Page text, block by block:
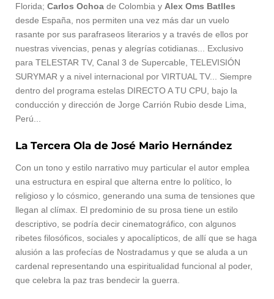
Florida; Carlos Ochoa de Colombia y Alex Oms Batlles
desde España, nos permiten una vez más dar un vuelo
rasante por sus parafraseos literarios y a través de ellos por
nuestras vivencias, penas y alegrías cotidianas... Exclusivo
para TELESTAR TV, Canal 3 de Supercable, TELEVISIÓN
SURYMAR y a nivel internacional por VIRTUAL TV... Siempre
dentro del programa estelas DIRECTO A TU CPU, bajo la
conducción y dirección de Jorge Carrión Rubio desde Lima,
Perú...
La Tercera Ola de José Mario Hernández
Con un tono y estilo narrativo muy particular el autor emplea
una estructura en espiral que alterna entre lo político, lo
religioso y lo cósmico, generando una suma de tensiones que
llegan al clímax. El predominio de su prosa tiene un estilo
descriptivo, se podría decir cinematográfico, con algunos
ribetes filosóficos, sociales y apocalípticos, de allí que se haga
alusión a las profecías de Nostradamus y que se aluda a un
cardenal representando una espiritualidad funcional al poder,
que celebra la paz tras bendecir la guerra.